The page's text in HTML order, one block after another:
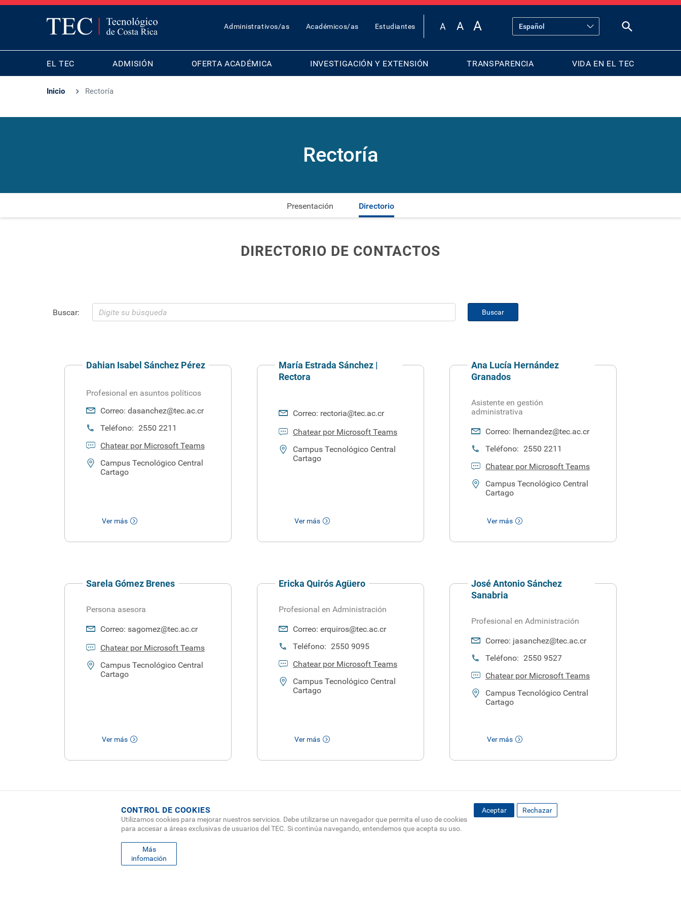
TOP
MENU
Administrativos/as Académicos/as Estudiantes
MAIN
NAVIGATION
EL TEC ADMISIÓN OFERTA ACADÉMICA INVESTIGACIÓN Y EXTENSIÓN TRANSPARENCIA VIDA EN EL TEC
Inicio Rectoría
Rectoría
Presentación Directorio
DIRECTORIO DE CONTACTOS
Buscar: Buscar
Dahian Isabel Sánchez Pérez
Profesional en asuntos políticos
Correo: dasanchez@tec.ac.cr
Teléfono: 2550 2211
Chatear por Microsoft Teams
Campus Tecnológico Central
Cartago
Ver más
María Estrada Sánchez |
Rectora
Correo: rectoria@tec.ac.cr
Chatear por Microsoft Teams
Campus Tecnológico Central
Cartago
Ver más
Ana Lucía Hernández
Granados
Asistente en gestión
administrativa
Correo: lhernandez@tec.ac.cr
Teléfono: 2550 2211
Chatear por Microsoft Teams
Campus Tecnológico Central
Cartago
Ver más
Sarela Gómez Brenes
Persona asesora
Correo: sagomez@tec.ac.cr
Chatear por Microsoft Teams
Campus Tecnológico Central
Cartago
Ver más
Ericka Quirós Agüero
Profesional en Administración
Correo: erquiros@tec.ac.cr
Teléfono: 2550 9095
Chatear por Microsoft Teams
Campus Tecnológico Central
Cartago
Ver más
José Antonio Sánchez
Sanabria
Profesional en Administración
Correo: jasanchez@tec.ac.cr
Teléfono: 2550 9527
Chatear por Microsoft Teams
Campus Tecnológico Central
Cartago
Ver más
CONTROL DE COOKIES
Utilizamos cookies para mejorar nuestros servicios. Debe utilizarse un navegador que permita el uso de cookies
para accesar a áreas exclusivas de usuarios del TEC. Si continúa navegando, entendemos que acepta su uso.
Más
infomación
Aceptar Rechazar